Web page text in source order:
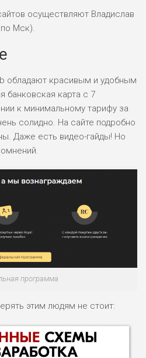
осуществляют Владислав
Мск).
обладают красивым и удобным
банковская карта с 7
к минимальному тарифу за
солидно. На сайте подробно
Даже есть видео-гайды! Но
программа
этим людям не стоит: